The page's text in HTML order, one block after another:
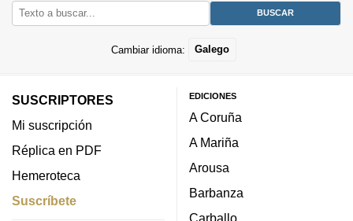
Cambiar idioma: Galego
SUSCRIPTORES
Mi suscripción
Réplica en PDF
Hemeroteca
Suscríbete
EDICIONES
A Coruña
A Mariña
Arousa
Barbanza
Carballo